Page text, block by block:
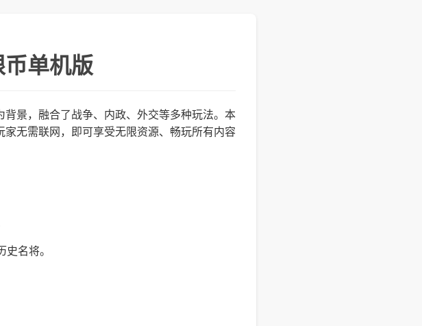
单机版
背景，融合了战争、内政、外交等多种玩法。本
无需联网，即可享受无限资源、畅玩所有内容
名将。